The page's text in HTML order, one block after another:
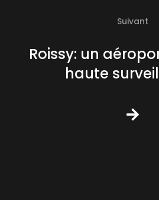
Suivant
Roissy: un
haute